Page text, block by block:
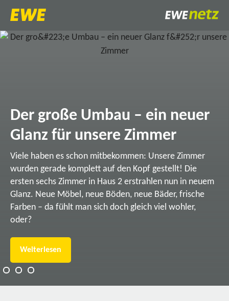
Der große Umbau – ein neuer
Glanz für unsere Zimmer
Viele haben es schon mitbekommen: Unsere Zimmer
wurden gerade komplett auf den Kopf gestellt! Die
ersten sechs Zimmer in Haus 2 erstrahlen nun in neuem
Glanz. Neue Möbel, neue Böden, neue Bäder, frische
Farben – da fühlt man sich doch gleich viel wohler,
oder?
Weiterlesen